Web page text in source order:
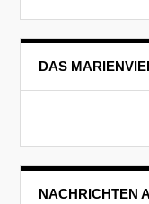
DAS
NACHRICHTEN